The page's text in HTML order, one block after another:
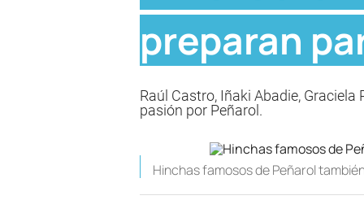
preparan
Raúl Castro, Iñaki Abadie,
pasión por Peñarol.
Hinchas famosos de Peñarol